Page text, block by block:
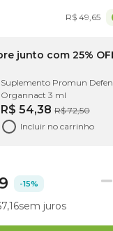
R$ 49,65
junto com 25%
Suplemento Promun
Organnact 3 ml
R$ 54,38 R$ 72,50
Incluir no carrinho
-15%
sem juros